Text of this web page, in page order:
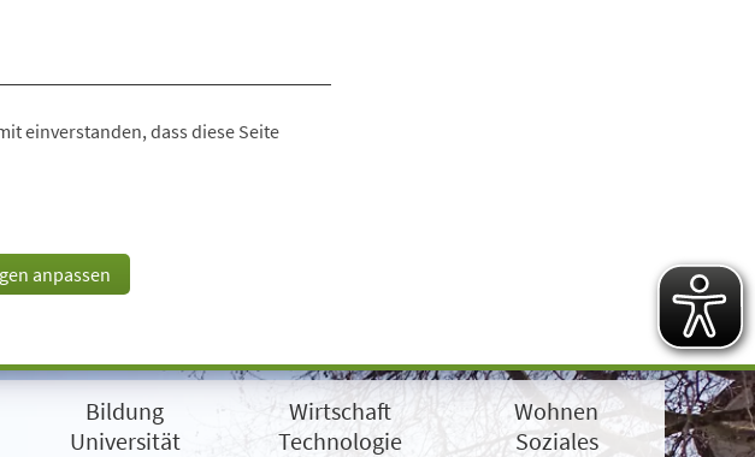
einverstanden, dass diese Seite
anpassen
Bildung
Universität
Wirtschaft
Technologie
Wohnen
Soziales